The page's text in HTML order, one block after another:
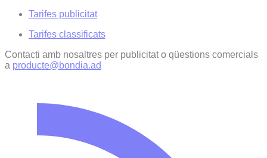
Tarifes publicitat
Tarifes classificats
Contacti amb nosaltres per publicitat o qüestions comercials
a producte@bondia.ad